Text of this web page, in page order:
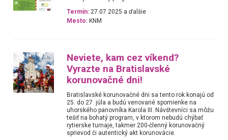
Termín: 27.07.2025 a ďalšie
Mesto: KNM
Neviete, kam cez víkend?
Vyrazte na Bratislavské
korunovačné dni!
Bratislavské korunovačné dni sa tento rok konajú od
25. do 27. júla a budú venované spomienke na
uhorského panovníka Karola III. Návštevníci sa môžu
tešiť na bohatý program, v ktorom nebudú chýbať
rytierske turnaje, takmer 200-členný korunovačný
sprievod či autentický akt korunovácie.